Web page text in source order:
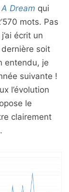
Dream qui
mots. Pas
écrit un
dernière soit
entendu, je
suivante !
l’évolution
le
clairement